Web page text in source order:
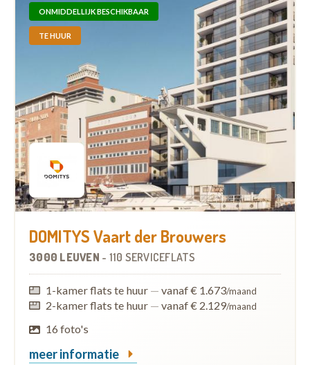
ONMIDDELLIJK BESCHIKBAAR
TE HUUR
DOMITYS Vaart der Brouwers
3000 LEUVEN - 110 SERVICEFLATS
1-kamer flats te huur — vanaf € 1.673/maand
2-kamer flats te huur — vanaf € 2.129/maand
16 foto's
meer informatie